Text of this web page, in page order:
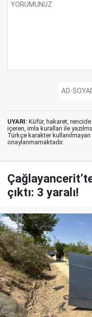
UYARI: Küfür, hakaret,
içeren, imla kuralları ile
Türkçe karakter
onaylanmamaktadır.
çıktı: 3 yaralı!